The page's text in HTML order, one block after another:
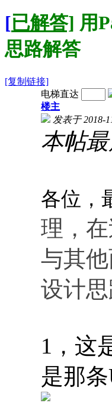
[已解答] 用
思路解答
[复制链接]
电梯直达
楼主
发表于 2018-
本帖
各位，
理，
与其
设计思
1，这
是那